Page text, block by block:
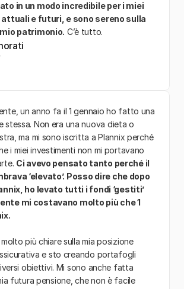
in un modo incredibile per i miei
e futuri, e sono sereno sulla
patrimonio. C’è tutto.
un anno fa il 1 gennaio ho fatto una
stessa. Non era una nuova dieta o
ma mi sono iscritta a Plannix perché
i miei investimenti non mi portavano
Ci avevo pensato tanto perché il
‘elevato’. Posso dire che dopo
ho levato tutti i fondi ‘gestiti’
mi costavano molto più che 1
più chiare sulla mia posizione
e sto creando portafogli
obiettivi. Mi sono anche fatta
futura pensione, che non è facile